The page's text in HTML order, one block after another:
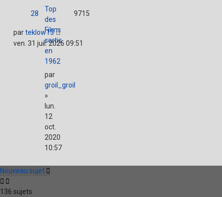
Top
des
Films
sortis
en
1962
par
groil_groil
»
lun.
12
oct.
2020
10:57
28 9715
parteklow13
ven. 31 juil. 2026 09:51
Nouveau sujet
136 sujets